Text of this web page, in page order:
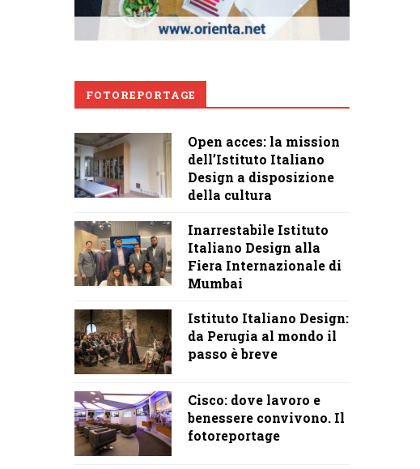
FOTOREPORTAGE
Open acces: la mission
dell’Istituto Italiano
Design a disposizione
della cultura
Inarrestabile Istituto
Italiano Design alla
Fiera Internazionale di
Mumbai
Istituto Italiano Design:
da Perugia al mondo il
passo è breve
Cisco: dove lavoro e
benessere convivono. Il
fotoreportage